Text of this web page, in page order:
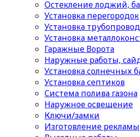
Остекление лоджий,
Установка перегородок
Установка
Установка
Гаражные Ворота
Наружные работы,
Установка солнечных
Установка септиков
Cистема полива газона
Наружное освещение
Ключи/замки
Изготовление рекламы